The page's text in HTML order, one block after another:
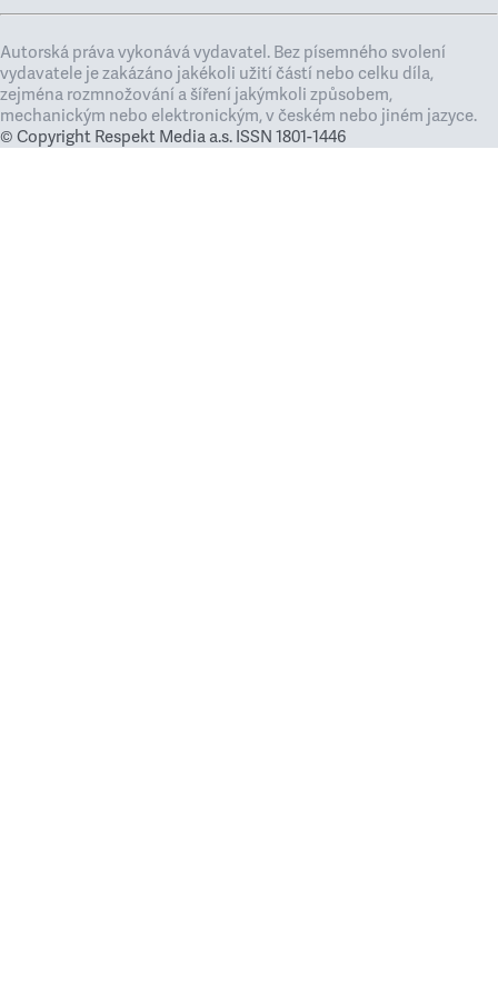
Autorská práva vykonává vydavatel. Bez písemného svolení
vydavatele je zakázáno jakékoli užití částí nebo celku díla,
zejména rozmnožování a šíření jakýmkoli způsobem,
mechanickým nebo elektronickým, v českém nebo jiném jazyce.
© Copyright Respekt Media a.s. ISSN 1801-1446